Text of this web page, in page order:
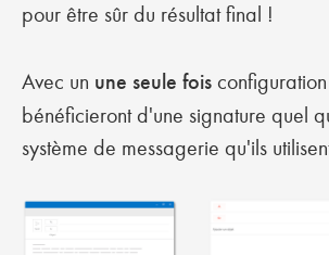
pour être sûr du résultat final !
Avec un une seule fois
bénéficieront d'une signature quel
système de messagerie qu'ils